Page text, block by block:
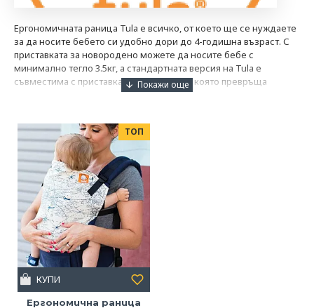
Ергономичната раница Tula е всичко, от което ще се нуждаете
за да носите бебето си удобно дори до 4-годишна възраст. С
приставката за новородено можете да носите бебе с
минимално тегло 3.5кг, а стандартната версия на Tula е
съвместима с приставката 'Free to grow' която превръща
раницата в подходяща и за отраснали деца. Така можете да
или да се притиска кръвообръщението поради отесняла
седалка. Ергономичните раници Tula се изработват ръчно в
собствена фабрика в Полша или Мексико.
ТОП
Ергономична раница
КУПИ